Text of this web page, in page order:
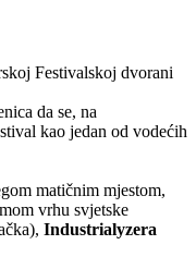
Festivalskoj dvorani
da se, na
kao jedan od vodećih
matičnim mjestom,
vrhu svjetske
Industrialyzera